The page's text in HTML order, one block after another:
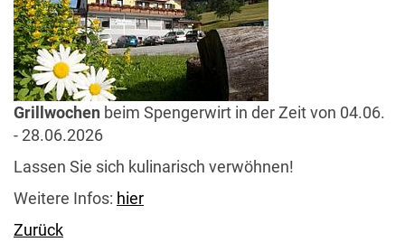
Grillwochen beim Spengerwirt in der Zeit von 04.06.
- 28.06.2026
Lassen Sie sich kulinarisch verwöhnen!
Weitere Infos: hier
Zurück